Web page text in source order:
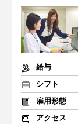
給与
シフト
雇用形態
アクセス